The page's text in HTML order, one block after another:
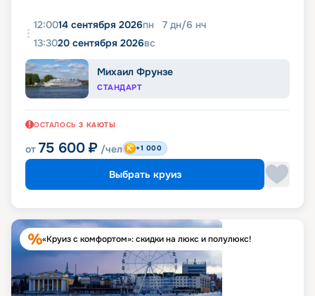
12:0014 сентября 2026пн 7 дн/6 нч
13:3020 сентября 2026вс
Михаил Фрунзе
СТАНДАРТ
ОСТАЛОСЬ 3 КАЮТЫ
от 75 600 ₽ /чел +1 000
Выбрать круиз
«Круиз с комфортом»: скидки на люкс и полулюкс!